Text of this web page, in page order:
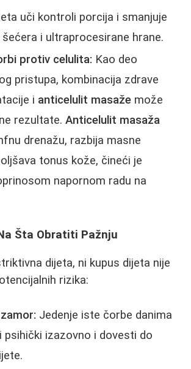
uči kontroli porcija i smanjuje
i ultraprocesirane hrane.
protiv celulita: Kao deo
pristupa, kombinacija zdrave
i anticelulit masaže može
rezultate. Anticelulit masaža
drenažu, razbija masne
tonus kože, čineći je
napornom radu na
Šta Obratiti Pažnju
dijeta, ni kupus dijeta nije
rizika:
Jedenje iste čorbe danima
izazovno i dovesti do